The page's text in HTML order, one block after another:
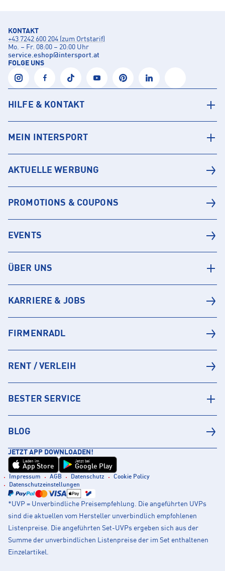
KONTAKT
+43 7242 600 204 (zum Ortstarif)
Mo. – Fr. 08:00 – 20:00 Uhr
service.eshop@intersport.at
FOLGE UNS
HILFE & KONTAKT
MEIN INTERSPORT
AKTUELLE WERBUNG
PROMOTIONS & COUPONS
EVENTS
ÜBER UNS
KARRIERE & JOBS
FIRMENRADL
RENT / VERLEIH
BESTER SERVICE
BLOG
JETZT APP DOWNLOADEN!
Laden im
App Store
Jetzt bei
Google Play
Impressum AGB Datenschutz
Cookie Policy
Datenschutzeinstellungen
*UVP = Unverbindliche Preisempfehlung. Die angeführten UVPs
sind die aktuellen vom Hersteller unverbindlich empfohlenen
Listenpreise. Die angeführten Set-UVPs ergeben sich aus der
Summe der unverbindlichen Listenpreise der im Set enthaltenen
Einzelartikel.